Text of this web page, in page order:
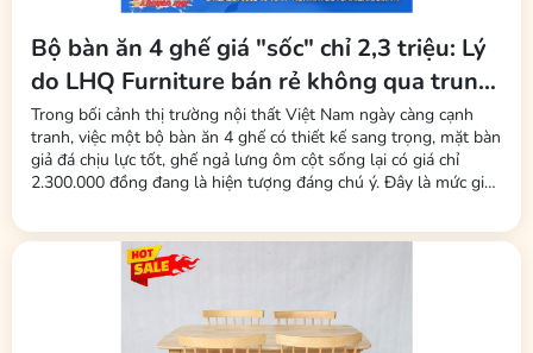
Bộ bàn ăn 4 ghế giá "sốc" chỉ 2,3 triệu: Lý
do LHQ Furniture bán rẻ không qua trung
gian, không mất phí sàn
Trong bối cảnh thị trường nội thất Việt Nam ngày càng cạnh
tranh, việc một bộ bàn ăn 4 ghế có thiết kế sang trọng, mặt bàn
giả đá chịu lực tốt, ghế ngả lưng ôm cột sống lại có giá chỉ
2.300.000 đồng đang là hiện tượng đáng chú ý. Đây là mức giá
bằng chung. Đứng sau chiến lược giá này là thương hiệu LHQ...